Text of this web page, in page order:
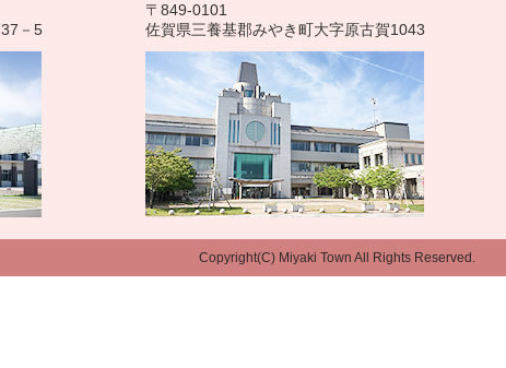
－5
〒849-0101
佐賀県三養基郡みやき町大字原古賀1043
Copyright(C) Miyaki Town All Rights Reserved.